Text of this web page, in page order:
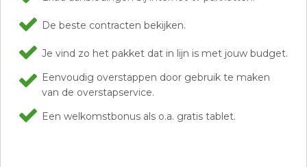
De beste contracten bekijken.
Je vind zo het pakket dat in lijn is met jouw budget.
Eenvoudig overstappen door gebruik te maken
van de overstapservice.
Een welkomstbonus als o.a. gratis tablet.